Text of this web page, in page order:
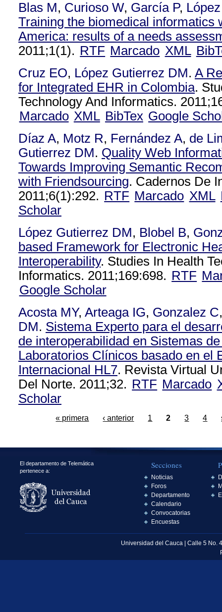
Blas M, Curioso W, García P,
Training the biomedical informatics
America: results of a needs
2011;1(1). RTF Marcado XML
Cruz EO, López Gutierrez DM. A
for Integrated EHR in Colombia.
Technology And Informatics.
Marcado XML BibTex Google
Díaz A, Motz R, Fernández A, de
Gutierrez DM. Quality Web
Towards Improving Semantic
with Friendsourcing. Cadernos De
2011;6(1):292. RTF Marcado XML
Scholar
López Gutierrez DM, Blobel B,
based Framework for Electronic
Interoperability. Studies In Health
Informatics. 2011;169:698. RTF
Google Scholar
Acosta MY, Arteaga IG, Gonzalez C
DM. Sistema Experto para el
de interoperabilidad en Sistemas
Laboratorios Clínicos basado en el
Internacional HL7. Revista Virtual
Del Norte. 2011;32. RTF Marcado
Scholar
« primera ‹ anterior 1 2 3 4
El departamento de Telemática
pertenece a:
Secciones
Noticias
Foros
Departamento
Calendario
Convocatorias
Encuestas
Universidad del Cauca | Calle 5 No.